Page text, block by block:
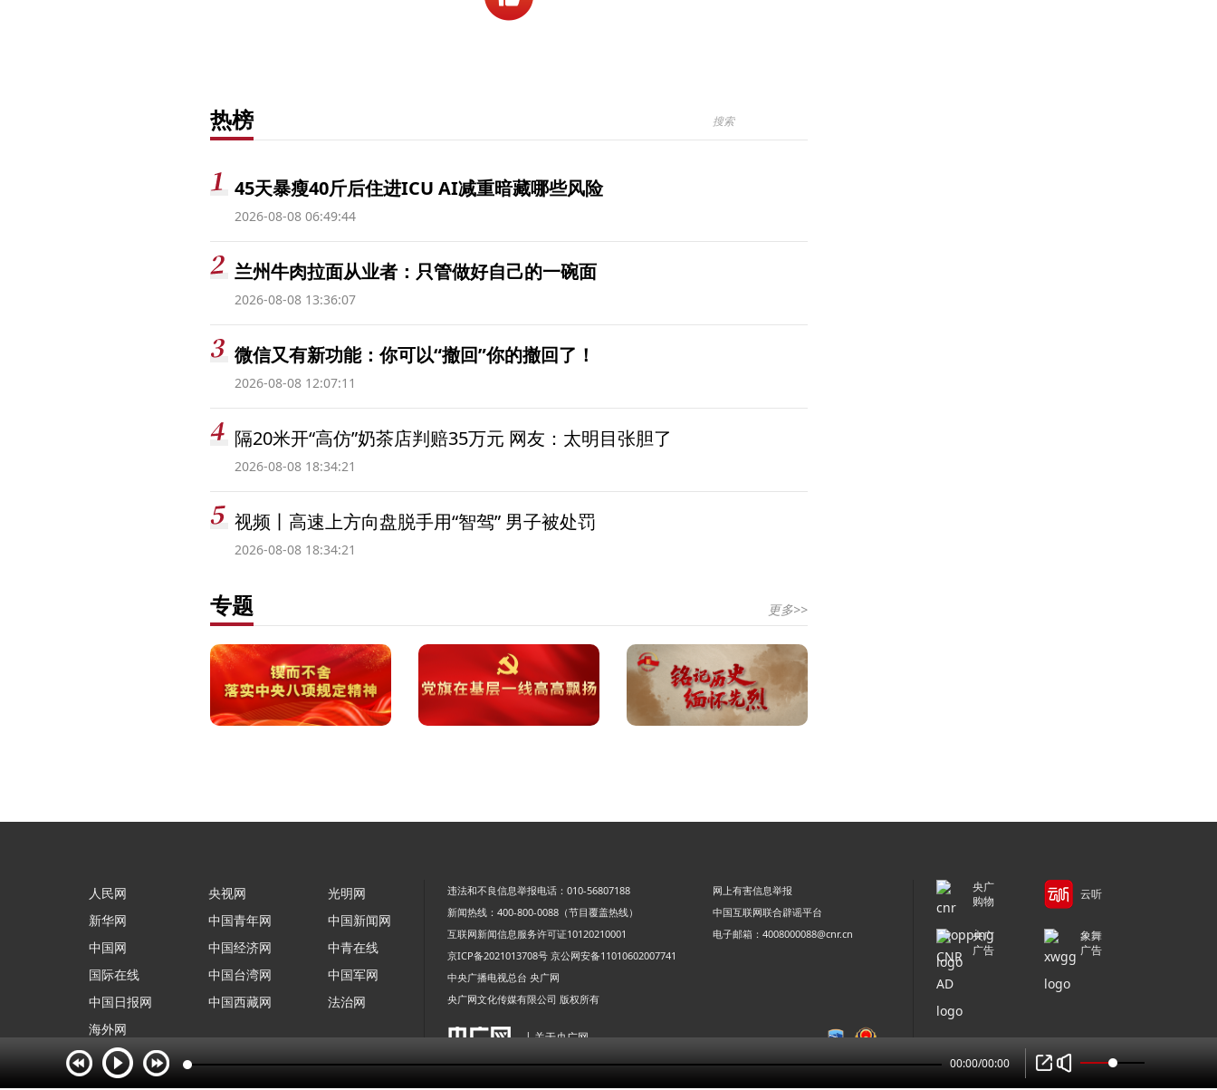
热榜
45天暴瘦40斤后住进ICU AI减重暗藏哪些风险
2026-08-08 06:49:44
兰州牛肉拉面从业者：只管做好自己的一碗面
2026-08-08 13:36:07
微信又有新功能：你可以“撤回”你的撤回了！
2026-08-08 12:07:11
隔20米开“高仿”奶茶店判赔35万元 网友：太明目张胆了
2026-08-08 18:34:21
视频丨高速上方向盘脱手用“智驾” 男子被处罚
2026-08-08 18:34:21
专题 更多>>
人民网
新华网
中国网
国际在线
中国日报网
海外网
央视网
中国青年网
中国经济网
中国台湾网
中国西藏网
光明网
中国新闻网
中青在线
中国军网
法治网
违法和不良信息举报电话：010-56807188
网上有害信息举报
新闻热线：400-800-0088（节目覆盖热线）
中国互联网联合辟谣平台
互联网新闻信息服务许可证10120210001
电子邮箱：4008000088@cnr.cn
京ICP备2021013708号 京公网安备11010602007741
中央广播电视总台 央广网
央广网文化传媒有限公司 版权所有
| 关于央广网
央广
购物
云听
央广
广告
象舞
广告
00:00/00:00